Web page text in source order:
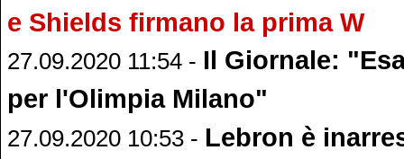
e Shields firmano la prima W
27.09.2020 11:54 - Il Giornale:
per l'Olimpia Milano"
27.09.2020 10:53 - Lebron è